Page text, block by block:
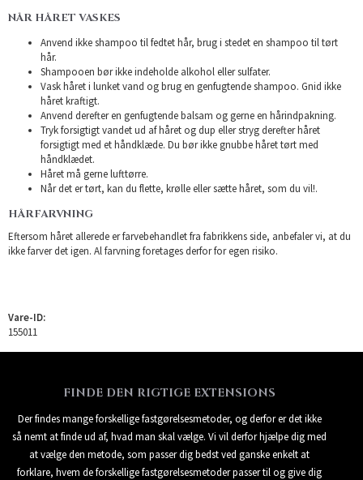
NÅR HÅRET VASKES
Anvend ikke shampoo til fedtet hår, brug i stedet en shampoo til tørt
hår.
Shampooen bør ikke indeholde alkohol eller sulfater.
Vask håret i lunket vand og brug en genfugtende shampoo. Gnid ikke
håret kraftigt.
Anvend derefter en genfugtende balsam og gerne en hårindpakning.
Tryk forsigtigt vandet ud af håret og dup eller stryg derefter håret
forsigtigt med et håndklæde. Du bør ikke gnubbe håret tørt med
håndklædet.
Håret må gerne lufttørre.
Når det er tørt, kan du flette, krølle eller sætte håret, som du vil!.
HÅRFARVNING
Eftersom håret allerede er farvebehandlet fra fabrikkens side, anbefaler vi, at du
ikke farver det igen. Al farvning foretages derfor for egen risiko.
Vare-ID:
155011
FINDE DEN RIGTIGE EXTENSIONS
Der findes mange forskellige fastgørelsesmetoder, og derfor er det ikke
så nemt at finde ud af, hvad man skal vælge. Vi vil derfor hjælpe dig med
at vælge den metode, som passer dig bedst ved ganske enkelt at
forklare, hvem de forskellige fastgørelsesmetoder passer til og give dig